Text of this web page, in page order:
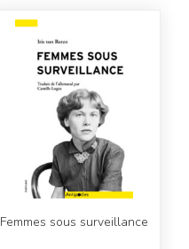
Femmes sous surveillance